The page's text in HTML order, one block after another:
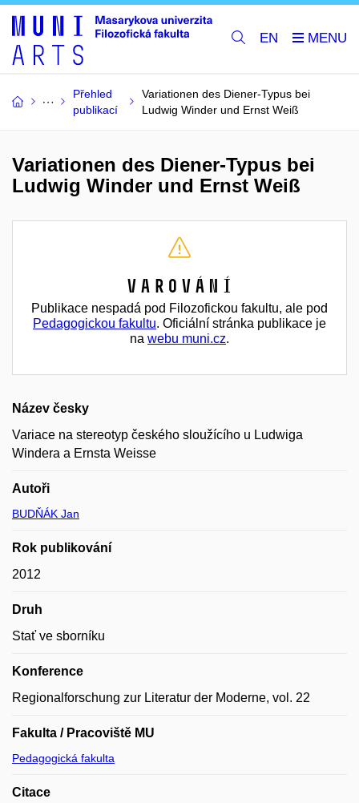
EN
Přehled
publikací
Variationen des Diener-Typus bei
Ludwig Winder und Ernst Weiß
Variationen des Diener-Typus bei
Ludwig Winder und Ernst Weiß
Varování
Publikace nespadá pod Filozofickou fakultu, ale pod
Pedagogickou fakultu. Oficiální stránka publikace je
na webu muni.cz.
Název česky
Variace na stereotyp českého sloužícího u Ludwiga
Windera a Ernsta Weisse
Autoři
BUDŇÁK Jan
Rok publikování
2012
Druh
Stať ve sborníku
Konference
Regionalforschung zur Literatur der Moderne, vol. 22
Fakulta / Pracoviště MU
Pedagogická fakulta
Citace